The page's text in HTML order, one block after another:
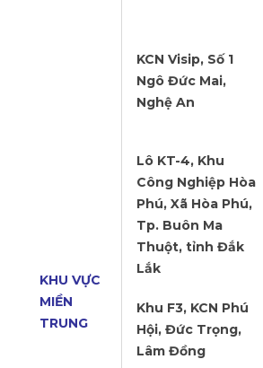
KHU VỰC
MIỀN
TRUNG
KCN Visip, Số 1
Ngô Đức Mai,
Nghệ An
Lô KT-4, Khu
Công Nghiệp Hòa
Phú, Xã Hòa Phú,
Tp. Buôn Ma
Thuột, tỉnh Đắk
Lắk
Khu F3, KCN Phú
Hội, Đức Trọng,
Lâm Đồng